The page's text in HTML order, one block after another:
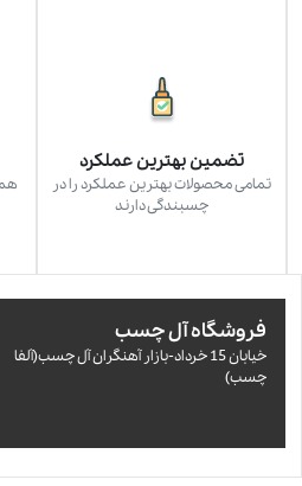
تضمین بهترین عملکرد
تمامی محصولات بهترین عملکرد را در
چسبندگی دارند
فروشگاه آل چسب
خيابان 15 خرداد-بازار آهنگران آل چسب(آلفا
چسب)